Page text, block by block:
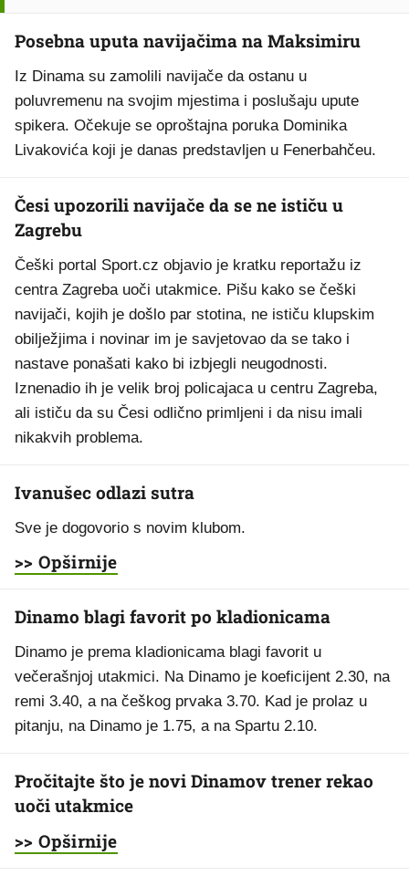
Posebna uputa navijačima na Maksimiru
Iz Dinama su zamolili navijače da ostanu u
poluvremenu na svojim mjestima i poslušaju upute
spikera. Očekuje se oproštajna poruka Dominika
Livakovića koji je danas predstavljen u Fenerbahčeu.
Česi upozorili navijače da se ne ističu u
Zagrebu
Češki portal Sport.cz objavio je kratku reportažu iz
centra Zagreba uoči utakmice. Pišu kako se češki
navijači, kojih je došlo par stotina, ne ističu klupskim
obilježjima i novinar im je savjetovao da se tako i
nastave ponašati kako bi izbjegli neugodnosti.
Iznenadio ih je velik broj policajaca u centru Zagreba,
ali ističu da su Česi odlično primljeni i da nisu imali
nikakvih problema.
Ivanušec odlazi sutra
Sve je dogovorio s novim klubom.
>> Opširnije
Dinamo blagi favorit po kladionicama
Dinamo je prema kladionicama blagi favorit u
večerašnjoj utakmici. Na Dinamo je koeficijent 2.30, na
remi 3.40, a na češkog prvaka 3.70. Kad je prolaz u
pitanju, na Dinamo je 1.75, a na Spartu 2.10.
Pročitajte što je novi Dinamov trener rekao
uoči utakmice
>> Opširnije